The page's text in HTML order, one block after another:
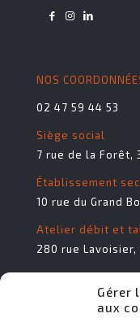
Gérer
aux
NOS
02 47 59 44 53
Siège social
7 rue de la Forêt,
Établissement
10 rue du Grand
Atelier débit et
280 rue Lavoisier,